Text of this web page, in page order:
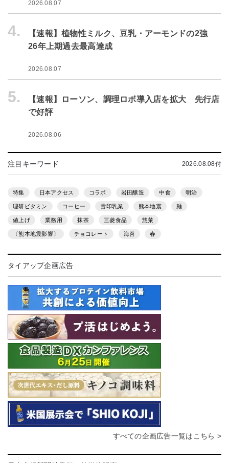
2026.08.07
4.
【速報】植物性ミルク、豆乳・アーモンドの2強
26年上期過去最高達成
2026.08.07
5.
【速報】ローソン、調理ロボ導入店を拡大 先行店
で好評
2026.08.06
注目キーワード 2026.08.08付
特集 日本アクセス コラボ 岩田醸造 中食 明治
理研ビタミン コーヒー 雪印乳業 熊本地震 麺
値上げ 業務用 抹茶 三菱食品 惣菜
〔熊本地震影響〕 チョコレート 海苔 春
タイアップ企画広告
すべての企画広告一覧はこちら >